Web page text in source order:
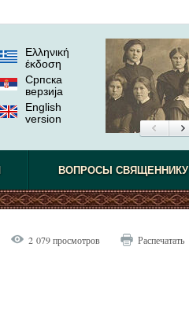
Ελληνική
έκδοση
Српска
верзиjа
English
version
ВОПРОСЫ СВЯЩЕННИКУ
2 079 просмотров Распечатать